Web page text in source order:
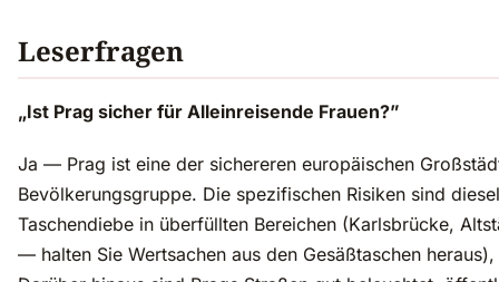
Leserfragen
„Ist Prag sicher für Alleinreisende Frauen?”
Ja — Prag ist eine der sichereren europäischen
Bevölkerungsgruppe. Die spezifischen Risiken sind
Taschendiebe in überfüllten Bereichen (Karlsbrücke,
— halten Sie Wertsachen aus den Gesäßtaschen